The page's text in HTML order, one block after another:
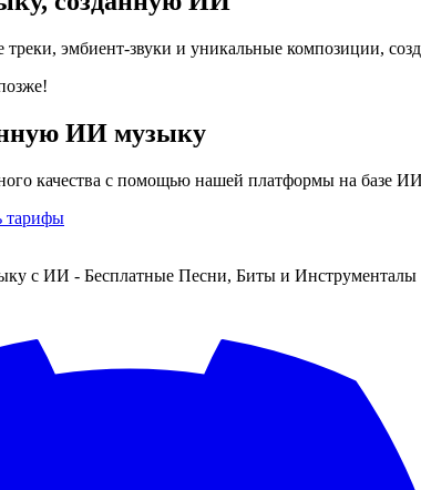
треки, эмбиент-звуки и уникальные композиции,
ИИ музыку
качества с помощью нашей платформы на базе
тарифы
с ИИ - Бесплатные Песни, Биты и Инструменталы